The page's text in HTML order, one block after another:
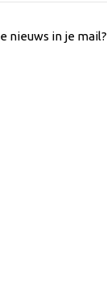
nieuws in je mail?